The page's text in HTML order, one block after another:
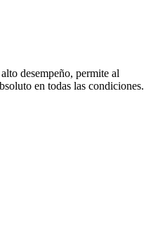
desempeño, permite al
en todas las condiciones.